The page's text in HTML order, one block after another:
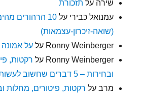
שירה על תזכורת
עמנואל כבירי על
10 הרהורים
(שואה-זיכרון-עצמאות)
Ronny Weinberger עלעל אמונה
Ronny Weinberger על רקטות,
ובחירות – 5 דברים שחשוב לעשות
מרב על